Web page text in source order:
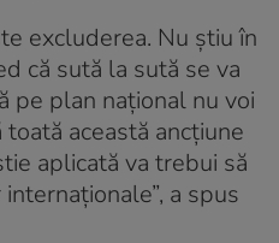
excluderea. Nu știu în
că sută la sută se va
pe plan național nu voi
această ancțiune
aplicată va trebui să
a spus